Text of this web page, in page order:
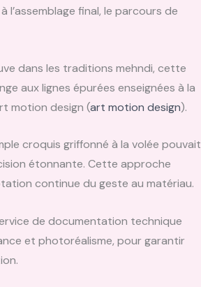
final, le parcours de
dans les traditions mehndi, cette
aux lignes épurées enseignées à la
motion design (art motion design).
croquis griffonné à la volée pouvait
étonnante. Cette approche
continue du geste au matériau.
de documentation technique
et photoréalisme, pour garantir